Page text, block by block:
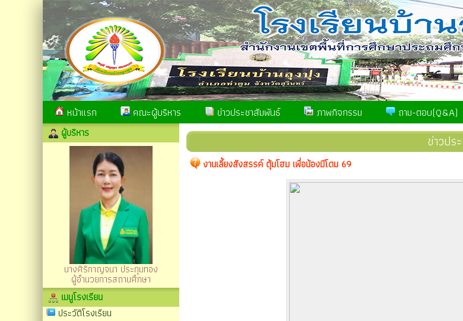
หน้าแรก คณะผู้บริหาร ข่าวประชาสัมพันธ์ ภาพกิจกรรม ถาม-ตอบ(Q&A)
ผู้บริหาร
นางศิริกาญจนา ประทุมทอง
ผู้อำนวยการสถานศึกษา
เมนูโรงเรียน
ประวัติโรงเรียน
ข่าวปร
งานเลี้ยงสังสรรค์ ตุ้มโฮม เพื่อน้องมีโดม 69